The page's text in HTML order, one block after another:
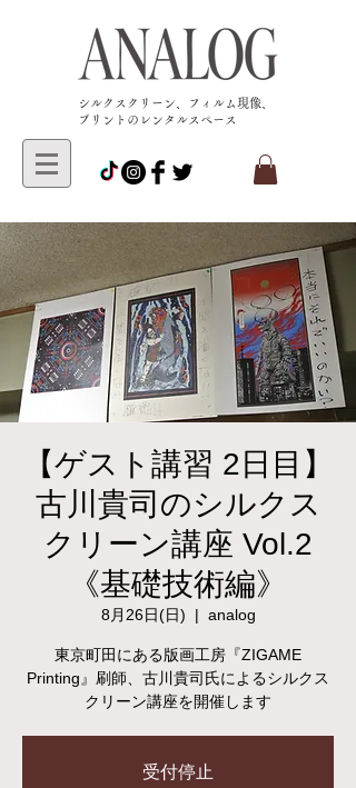
​シルクスクリーン、フィルム現像、
プリントのレンタルスペース
【ゲスト講習 2日目】
古川貴司のシルクス
クリーン講座 Vol.2
《基礎技術編》
8月26日(日)
  |
analog
東京町田にある版画工房『ZIGAME
Printing』刷師、古川貴司氏によるシルクス
クリーン講座を開催します
受付停止